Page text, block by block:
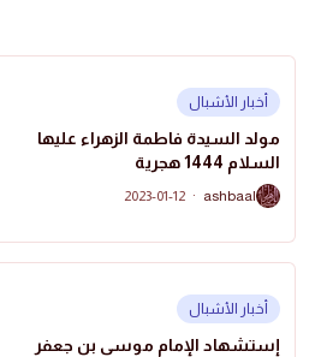
أخبار الأشبال
مولد السيدة فاطمة الزهراء عليها
السلام 1444 هجرية
A
ashbaal
·
2023-01-12
أخبار الأشبال
إستشهاد الإمام موسى بن جعفر